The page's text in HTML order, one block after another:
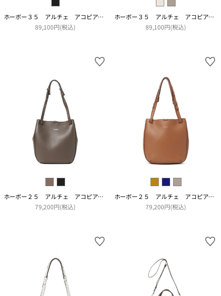
ホーボー３５ アルチェ アコピアート
89,100円(税込)
ホーボー３５ アルチェ アコピアート
89,100円(税込)
ホーボー２５ アルチェ アコピアート
79,200円(税込)
ホーボー２５ アルチェ アコピアート
79,200円(税込)